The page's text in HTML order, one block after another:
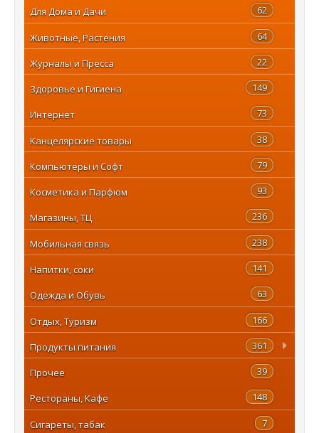
62
Для Дома и Дачи
64
Животные, Растения
22
Журналы и Пресса
149
Здоровье и Гигиена
73
Интернет
38
Канцелярские товары
79
Компьютеры и Софт
93
Косметика и Парфюм
236
Магазины, ТЦ
238
Мобильная связь
141
Напитки, соки
63
Одежда и Обувь
166
Отдых, Туризм
361
Продукты питания
39
Прочее
148
Рестораны, Кафе
7
Сигареты, табак